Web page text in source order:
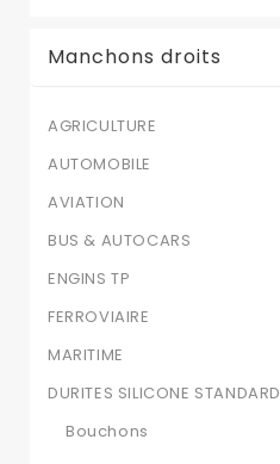
Manchons droits
AGRICULTURE
AUTOMOBILE
AVIATION
BUS & AUTOCARS
ENGINS TP
FERROVIAIRE
MARITIME
DURITES SILICONE STANDARD
Bouchons